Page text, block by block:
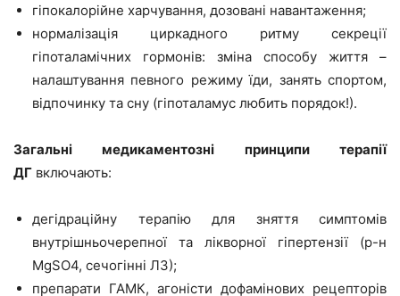
гіпокалорійне харчування, дозовані навантаження;
нормалізація циркадного ритму секреції
гіпоталамічних гормонів: зміна способу життя –
налаштування певного режиму їди, занять спортом,
відпочинку та сну (гіпоталамус любить порядок!).
Загальні медикаментозні принципи терапії
ДГ включають:
дегідраційну терапію для зняття симптомів
внутрішньочерепної та лікворної гіпертензії (р-н
MgSO4, сечогінні ЛЗ);
препарати ГАМК, агоністи дофамінових рецепторів